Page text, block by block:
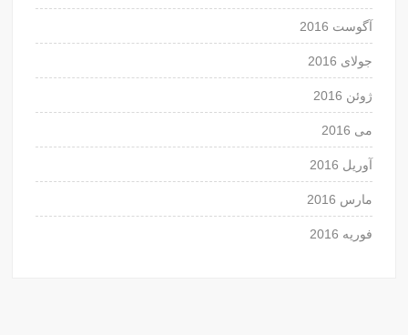
آگوست 2016
جولای 2016
ژوئن 2016
می 2016
آوریل 2016
مارس 2016
فوریه 2016